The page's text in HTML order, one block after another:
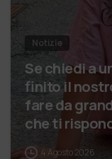
Notizie
Se chiedi a
finito il
fare da
che ti
4 Agosto 2026